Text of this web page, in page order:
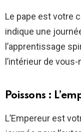
Le pape est votre
indique une
l’apprentissage
l’intérieur de
Poissons :
L’Empereur est